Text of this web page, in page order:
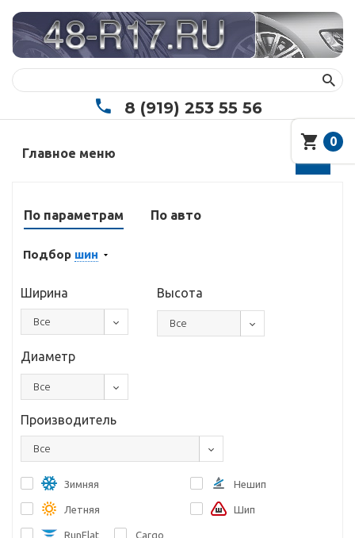
8 (919) 253 55 56
Главное меню
По параметрам По авто
Подбор шин
Ширина
Все
Высота
Все
Диаметр
Все
Производитель
Все
Зимняя
Летняя
RunFlat Cargo
Нешип
Шип
0